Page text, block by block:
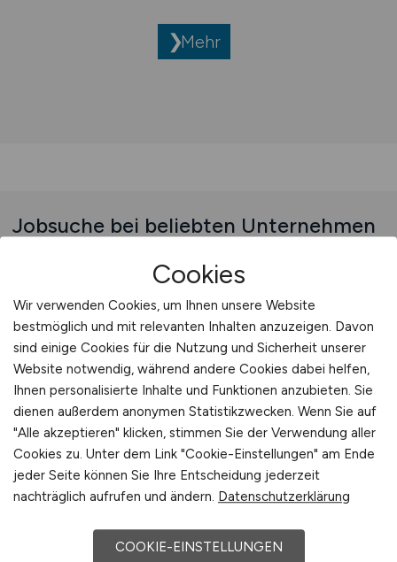
Mehr
Jobsuche bei beliebten Unternehmen
Jobs bei Landesbetrieb
Straßenbau Nordrhein-Westfalen
(Straßen.NRW)
Jobs bei Landeshauptstadt
Stuttgart
Cookies
Wir verwenden Cookies, um Ihnen unsere Website
bestmöglich und mit relevanten Inhalten anzuzeigen. Davon
sind einige Cookies für die Nutzung und Sicherheit unserer
Website notwendig, während andere Cookies dabei helfen,
Ihnen personalisierte Inhalte und Funktionen anzubieten. Sie
dienen außerdem anonymen Statistikzwecken. Wenn Sie auf
"Alle akzeptieren" klicken, stimmen Sie der Verwendung aller
Cookies zu. Unter dem Link "Cookie-Einstellungen" am Ende
jeder Seite können Sie Ihre Entscheidung jederzeit
nachträglich aufrufen und ändern. Datenschutzerklärung
COOKIE-EINSTELLUNGEN